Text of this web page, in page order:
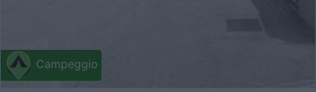
Campeggio